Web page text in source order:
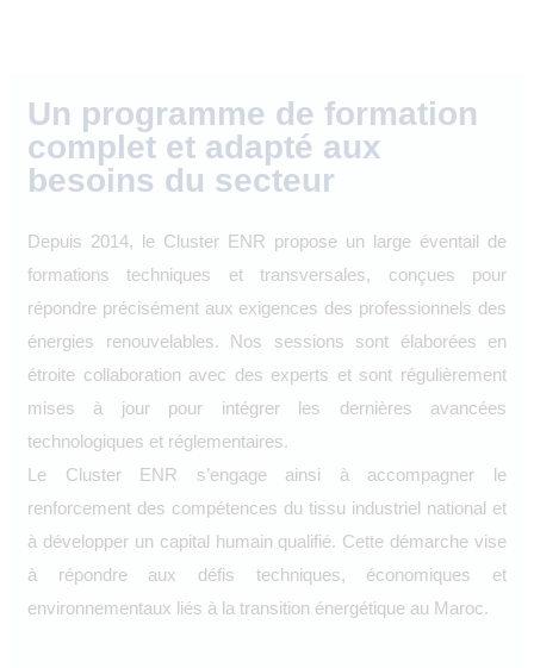
Un programme de formation
complet et adapté aux
besoins du secteur
Depuis 2014, le Cluster ENR propose un large éventail de
formations techniques et transversales, conçues pour
répondre précisément aux exigences des professionnels des
énergies renouvelables. Nos sessions sont élaborées en
étroite collaboration avec des experts et sont régulièrement
mises à jour pour intégrer les dernières avancées
technologiques et réglementaires.
Le Cluster ENR s’engage ainsi à accompagner le
renforcement des compétences du tissu industriel national et
à développer un capital humain qualifié. Cette démarche vise
à répondre aux défis techniques, économiques et
environnementaux liés à la transition énergétique au Maroc.